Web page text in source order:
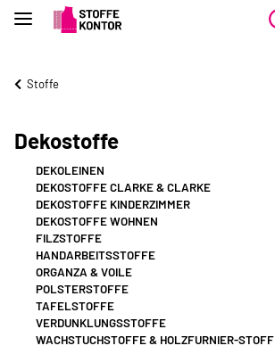
Stoffe
Dekostoffe
DEKOLEINEN
DEKOSTOFFE CLARKE & CLARKE
DEKOSTOFFE KINDERZIMMER
DEKOSTOFFE WOHNEN
FILZSTOFFE
HANDARBEITSSTOFFE
ORGANZA & VOILE
POLSTERSTOFFE
TAFELSTOFFE
VERDUNKLUNGSSTOFFE
WACHSTUCHSTOFFE & HOLZFURNIER-STOFF